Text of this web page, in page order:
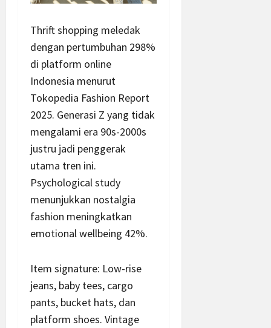
Thrift shopping meledak
dengan pertumbuhan 298%
di platform online
Indonesia menurut
Tokopedia Fashion Report
2025. Generasi Z yang tidak
mengalami era 90s-2000s
justru jadi penggerak
utama tren ini.
Psychological study
menunjukkan nostalgia
fashion meningkatkan
emotional wellbeing 42%.
Item signature: Low-rise
jeans, baby tees, cargo
pants, bucket hats, dan
platform shoes. Vintage